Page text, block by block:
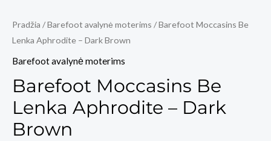
Pradžia /Barefoot avalynė moterims / Barefoot Moccasins Be
Lenka Aphrodite – Dark Brown
Barefoot avalynė moterims
Barefoot Moccasins Be
Lenka Aphrodite – Dark
Brown